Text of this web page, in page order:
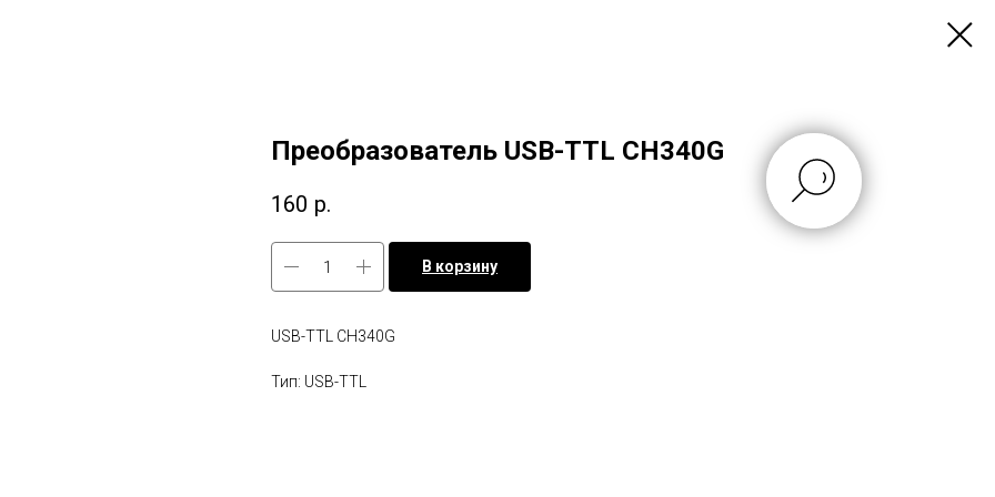
Преобразователь USB-TTL CH340G
160 р.
В корзину
USB-TTL CH340G
Тип: USB-TTL